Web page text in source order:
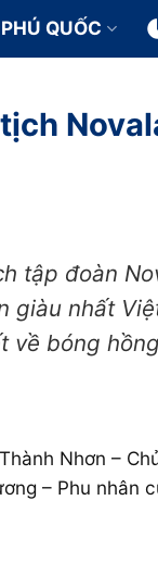
QUỐC
tập đoàn
nhất
bóng
Nhơn –
– Phu nhân